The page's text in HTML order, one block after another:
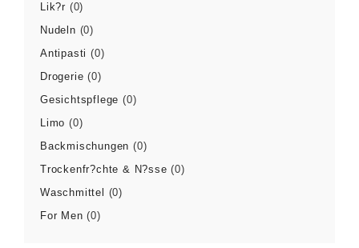
Lik?r (0)
Nudeln (0)
Antipasti (0)
Drogerie (0)
Gesichtspflege (0)
Limo (0)
Backmischungen (0)
Trockenfr?chte & N?sse (0)
Waschmittel
(0)
For Men (0)